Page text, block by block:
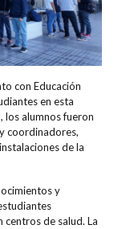
con Educación
en esta
los alumnos fueron
coordinadores,
de la
y
de salud. La